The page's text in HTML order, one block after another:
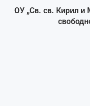
ОУ „Св. св. Кирил и